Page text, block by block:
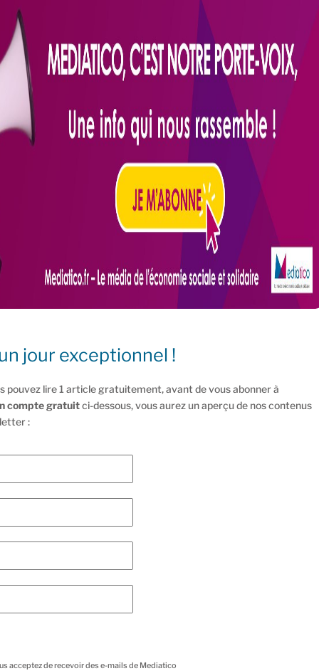
jour exceptionnel !
pouvez lire 1 article gratuitement, avant de vous abonner à
compte gratuitci-dessous, vous aurez un aperçu de nos contenus
:
acceptez de recevoir des e-mails de Mediatico